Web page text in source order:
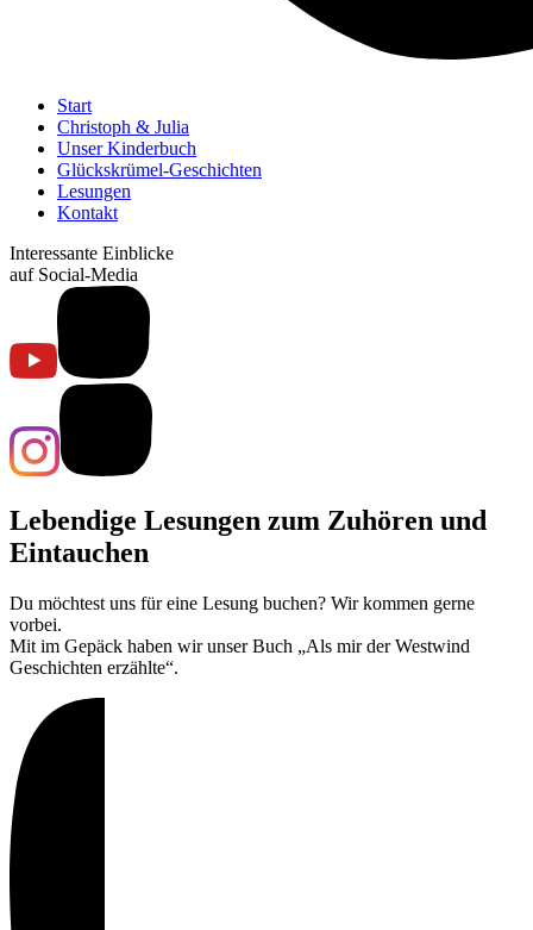
Start
Christoph & Julia
Unser Kinderbuch
Glückskrümel-Geschichten
Lesungen
Kontakt
Interessante Einblicke
auf Social-Media
Lebendige Lesungen zum Zuhören und
Eintauchen
Du möchtest uns für eine Lesung buchen? Wir kommen gerne
vorbei.
Mit im Gepäck haben wir unser Buch „Als mir der Westwind
Geschichten erzählte“.